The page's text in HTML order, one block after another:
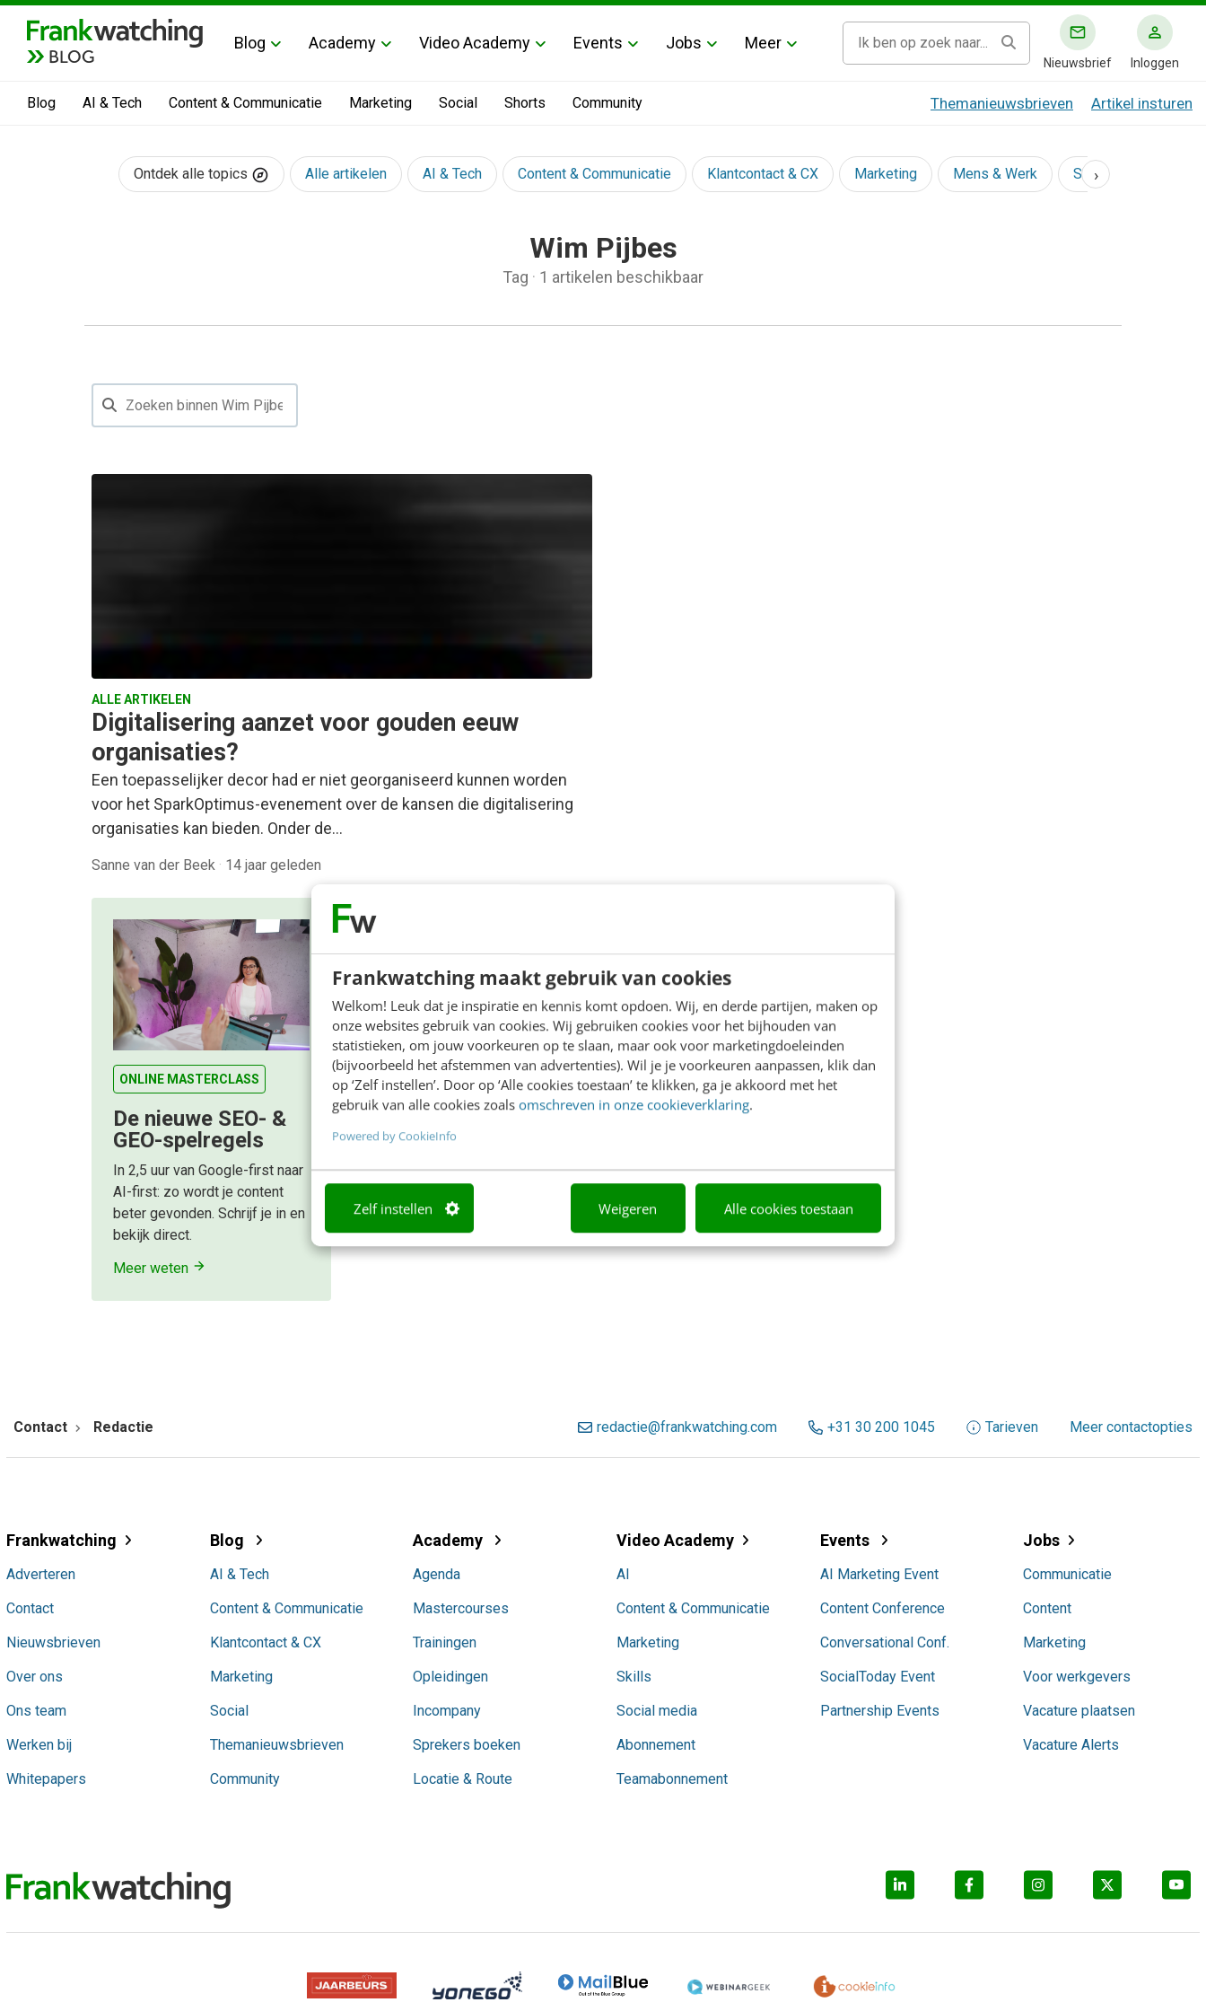
Frankwatching maakt gebruik van cookies
Welkom! Leuk dat je inspiratie en kennis komt opdoen. Wij, en derde partijen, maken op
onze websites gebruik van cookies. Wij gebruiken cookies voor het bijhouden van
statistieken, om jouw voorkeuren op te slaan, maar ook voor marketingdoeleinden
(bijvoorbeeld het afstemmen van advertenties). Wil je je voorkeuren aanpassen, klik dan
op ‘Zelf instellen’. Door op ‘Alle cookies toestaan’ te klikken, ga je akkoord met het
gebruik van alle cookies zoals omschreven in onze cookieverklaring.
Powered by CookieInfo
Zelf instellen Weigeren Alle cookies toestaan
BLOG
Blog Academy Video Academy Events Jobs Meer
Nieuwsbrief Inloggen
Blog AI & Tech Content & Communicatie Marketing Social Shorts Community Themanieuwsbrieven Artikel insturen
Ontdek alle topics Alle artikelen AI & Tech Content & Communicatie Klantcontact & CX Marketing Mens & Werk Social
›
Wim Pijbes
Tag · 1 artikelen beschikbaar
ALLE ARTIKELEN
Digitalisering aanzet voor gouden eeuw
organisaties?
Een toepasselijker decor had er niet georganiseerd kunnen worden
voor het SparkOptimus-evenement over de kansen die digitalisering
organisaties kan bieden. Onder de…
Sanne van der Beek · 14 jaar geleden
ONLINE MASTERCLASS
De nieuwe SEO- &
GEO-spelregels
In 2,5 uur van Google-first naar
AI-first: zo wordt je content
beter gevonden. Schrijf je in en
bekijk direct.
Meer weten
Contact Redactie redactie@frankwatching.com +31 30 200 1045 Tarieven Meer contactopties
Frankwatching
Adverteren
Contact
Nieuwsbrieven
Over ons
Ons team
Werken bij
Whitepapers
Blog
AI & Tech
Content & Communicatie
Klantcontact & CX
Marketing
Social
Themanieuwsbrieven
Community
Academy
Agenda
Mastercourses
Trainingen
Opleidingen
Incompany
Sprekers boeken
Locatie & Route
Video Academy
AI
Content & Communicatie
Marketing
Skills
Social media
Abonnement
Teamabonnement
Events
AI Marketing Event
Content Conference
Conversational Conf.
SocialToday Event
Partnership Events
Jobs
Communicatie
Content
Marketing
Voor werkgevers
Vacature plaatsen
Vacature Alerts